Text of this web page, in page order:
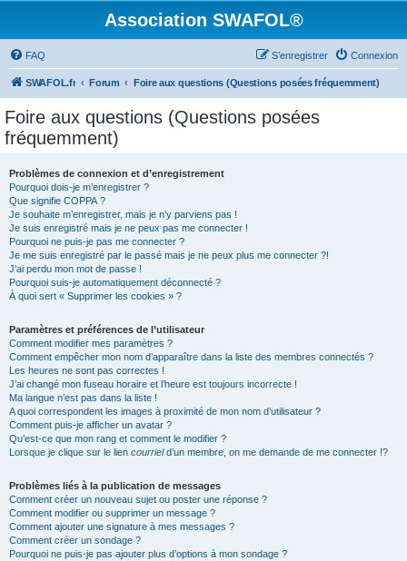
Association SWAFOL®
FAQ Connexion
S’enregistrer
SWAFOL.fr Forum Foire aux questions (Questions posées fréquemment)
Foire aux questions (Questions posées
fréquemment)
Problèmes de connexion et d’enregistrement
Pourquoi dois-je m’enregistrer ?
Que signifie COPPA ?
Je souhaite m’enregistrer, mais je n’y parviens pas !
Je suis enregistré mais je ne peux pas me connecter !
Pourquoi ne puis-je pas me connecter ?
Je me suis enregistré par le passé mais je ne peux plus me connecter ?!
J’ai perdu mon mot de passe !
Pourquoi suis-je automatiquement déconnecté ?
À quoi sert « Supprimer les cookies » ?
Paramètres et préférences de l’utilisateur
Comment modifier mes paramètres ?
Comment empêcher mon nom d’apparaître dans la liste des membres connectés ?
Les heures ne sont pas correctes !
J’ai changé mon fuseau horaire et l’heure est toujours incorrecte !
Ma langue n’est pas dans la liste !
A quoi correspondent les images à proximité de mon nom d’utilisateur ?
Comment puis-je afficher un avatar ?
Qu’est-ce que mon rang et comment le modifier ?
Lorsque je clique sur le lien courrield’un membre, on me demande de me connecter !?
Problèmes liés à la publication de messages
Comment créer un nouveau sujet ou poster une réponse ?
Comment modifier ou supprimer un message ?
Comment ajouter une signature à mes messages ?
Comment créer un sondage ?
Pourquoi ne puis-je pas ajouter plus d’options à mon sondage ?